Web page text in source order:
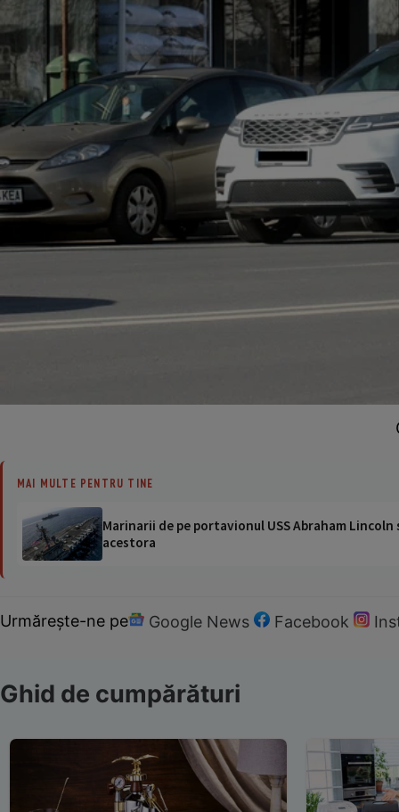
MAI MULTE PENTRU TINE
Marinarii de pe portavionul USS Abraham
acestora
Urmărește-ne pe Google News Facebook
Ghid de cumpărături